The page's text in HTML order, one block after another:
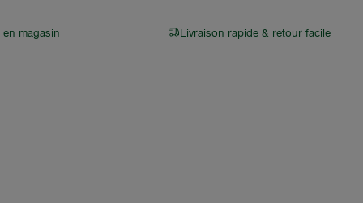
en magasin Livraison rapide & retour facile